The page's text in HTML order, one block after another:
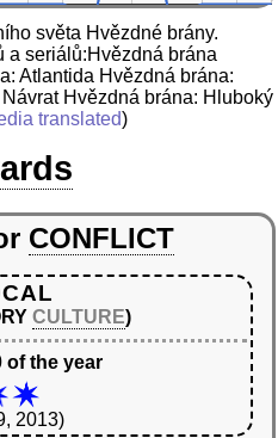
světa Hvězdné brány.
a seriálů:Hvězdná brána
Atlantida Hvězdná brána:
Hvězdná brána: Hluboký
translated)
CONFLICT
CULTURE)
of the year
2013)